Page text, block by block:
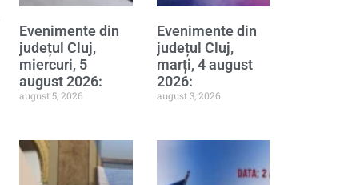
Evenimente din
județul Cluj,
miercuri, 5
august 2026:
august 5, 2026
Evenimente din
județul Cluj,
marți, 4 august
2026:
august 3, 2026